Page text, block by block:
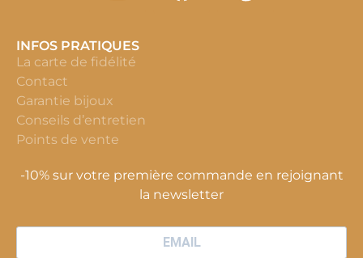
INFOS PRATIQUES
La carte de fidélité
Contact
Garantie bijoux
Conseils d’entretien
Points de vente
-10% sur votre première commande en rejoignant
la newsletter